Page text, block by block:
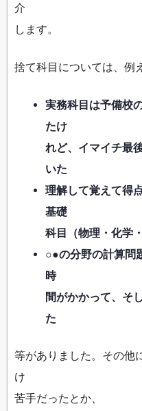
介
します。
捨て科目については、例
実務科目は予備校
たけ
れど、イマイチ最
いた
理解して覚えて得
基礎
科目（物理・化学
○●の分野の計算問
時
間がかかって、そ
た
等がありました。その他
け
苦手だったとか、